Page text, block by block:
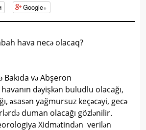
Google+
Bakıda və Abşeron
dəyişkən buludlu olacağı,
əsasən yağmursuz keçəcəyi, gecə
duman olacağı gözlənilir.
Xidmətindən verilən